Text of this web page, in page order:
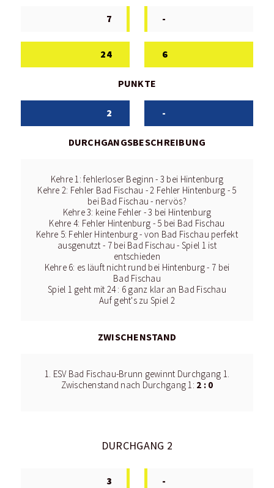
7 -
24 6
PUNKTE
2 -
DURCHGANGSBESCHREIBUNG
Kehre 1: fehlerloser Beginn - 3 bei Hintenburg
Kehre 2: Fehler Bad Fischau - 2 Fehler Hintenburg - 5
bei Bad Fischau - nervös?
Kehre 3: keine Fehler - 3 bei Hintenburg
Kehre 4: Fehler Hintenburg - 5 bei Bad Fischau
Kehre 5: Fehler Hintenburg - von Bad Fischau perfekt
ausgenutzt - 7 bei Bad Fischau - Spiel 1 ist
entschieden
Kehre 6: es läuft nicht rund bei Hintenburg - 7 bei
Bad Fischau
Spiel 1 geht mit 24 : 6 ganz klar an Bad Fischau
Auf geht's zu Spiel 2
ZWISCHENSTAND
1. ESV Bad Fischau-Brunn gewinnt Durchgang 1.
Zwischenstand nach Durchgang 1: 2 : 0
DURCHGANG 2
3 -